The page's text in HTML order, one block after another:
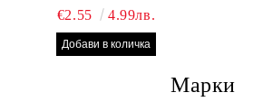
БРОЯ RAYOVAC EXTRA
АПАРАТ
€2.55 4.99лв.
Марки